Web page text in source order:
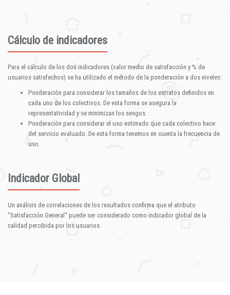
Cálculo de indicadores
Para el cálculo de los dos indicadores (valor medio de satisfacción y % de
usuarios satisfechos) se ha utilizado el método de la ponderación a dos niveles:
Ponderación para considerar los tamaños de los estratos definidos en
cada uno de los colectivos. De esta forma se asegura la
representatividad y se minimizan los sesgos.
Ponderación para considerar el uso estimado que cada colectivo hace
del servicio evaluado. De esta forma tenemos en cuenta la frecuencia de
uso.
Indicador Global
Un análisis de correlaciones de los resultados confirma que el atributo
"Satisfacción General" puede ser considerado como indicador global de la
calidad percibida por los usuarios.